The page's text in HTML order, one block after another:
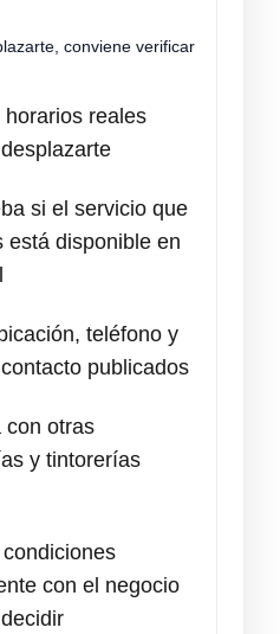
conviene verificar
horarios reales
si el servicio que
está disponible en
teléfono y
publicados
con otras
y tintorerías
con el negocio